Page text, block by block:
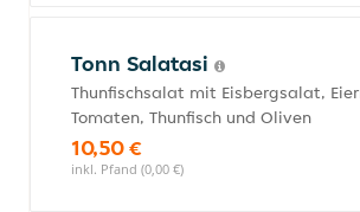
Tonn Salatasi
Thunfischsalat mit Eisbergsalat,
Tomaten, Thunfisch und Oliven
10,50 €
inkl. Pfand (0,00 €)